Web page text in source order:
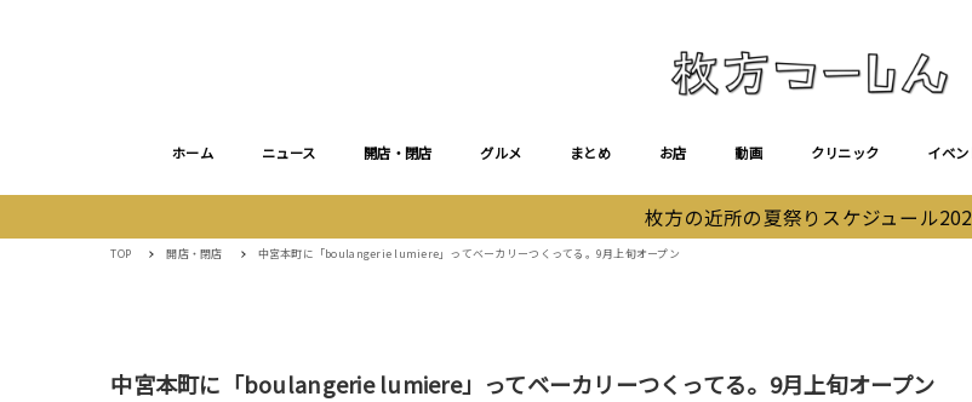
ホーム ニュース 開店・閉店 グルメ まとめ お店 動画 クリニック イベン
枚方の近所の夏祭りスケジュール
TOP 開店・閉店 中宮本町に「boulangerie lumiere」ってベーカリーつくってる。9月上旬オープン
中宮本町に「boulangerie lumiere」ってベーカリーつくってる。9月上旬オープン